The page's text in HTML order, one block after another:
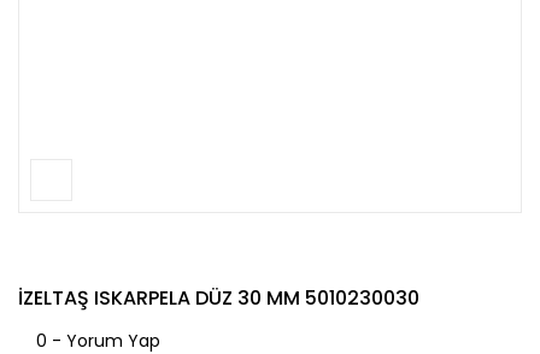
İZELTAŞ ISKARPELA DÜZ 30 MM 5010230030
0 - Yorum Yap